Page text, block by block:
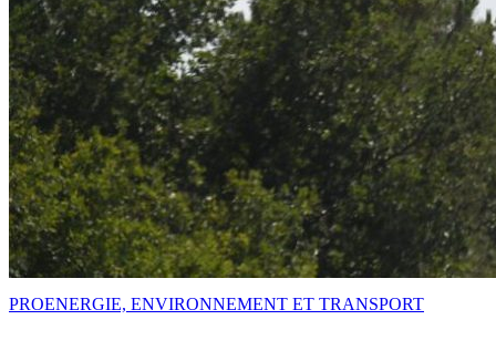
PROENERGIE, ENVIRONNEMENT ET TRANSPORT